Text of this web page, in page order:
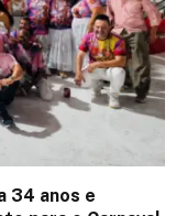
34 anos e